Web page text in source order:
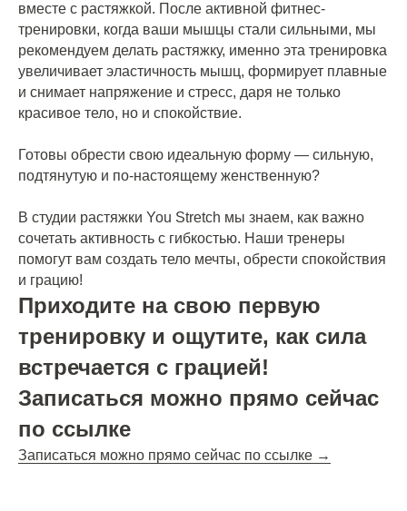
вместе с растяжкой. После активной фитнес-
тренировки, когда ваши мышцы стали сильными, мы
рекомендуем делать растяжку, именно эта тренировка
увеличивает эластичность мышц, формирует плавные
и снимает напряжение и стресс, даря не только
красивое тело, но и спокойствие.
Готовы обрести свою идеальную форму — сильную,
подтянутую и по-настоящему женственную?
В студии растяжки You Stretch мы знаем, как важно
сочетать активность с гибкостью. Наши тренеры
помогут вам создать тело мечты, обрести спокойствия
и грацию!
Приходите на свою первую
тренировку и ощутите, как сила
встречается с грацией!
Записаться можно прямо сейчас
по ссылке
Записаться можно прямо сейчас по ссылке →